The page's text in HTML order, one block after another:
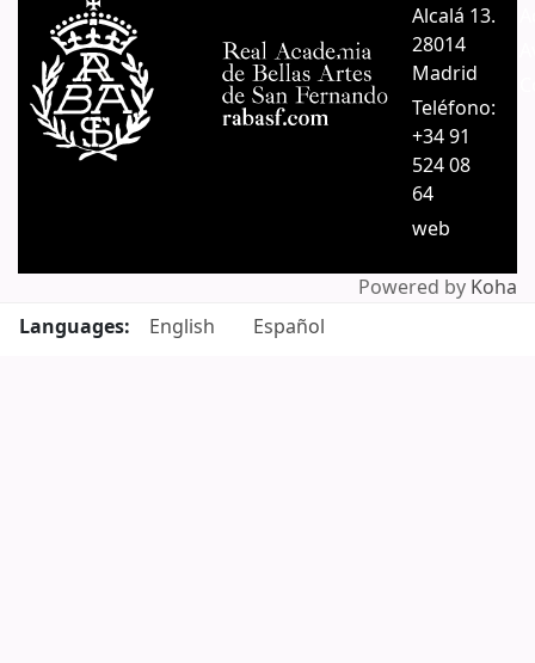
Alcalá 13.
28014
Madrid
Teléfono:
+34 91
524 08
64
web
Powered by Koha
Languages:
English Español